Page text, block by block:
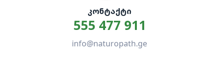
ᲙᲝᲜᲢᲐᲥᲢᲘ
555 477 911
info@naturopath.ge